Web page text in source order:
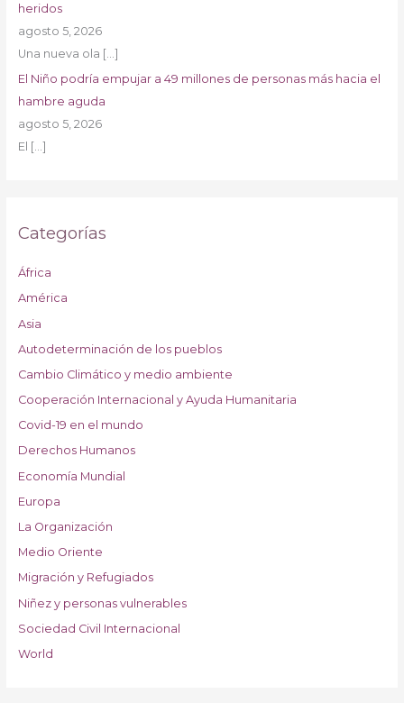
heridos
agosto 5, 2026
Una nueva ola […]
El Niño podría empujar a 49 millones de personas más hacia el
hambre aguda
agosto 5, 2026
El […]
Categorías
África
América
Asia
Autodeterminación de los pueblos
Cambio Climático y medio ambiente
Cooperación Internacional y Ayuda Humanitaria
Covid-19 en el mundo
Derechos Humanos
Economía Mundial
Europa
La Organización
Medio Oriente
Migración y Refugiados
Niñez y personas vulnerables
Sociedad Civil Internacional
World